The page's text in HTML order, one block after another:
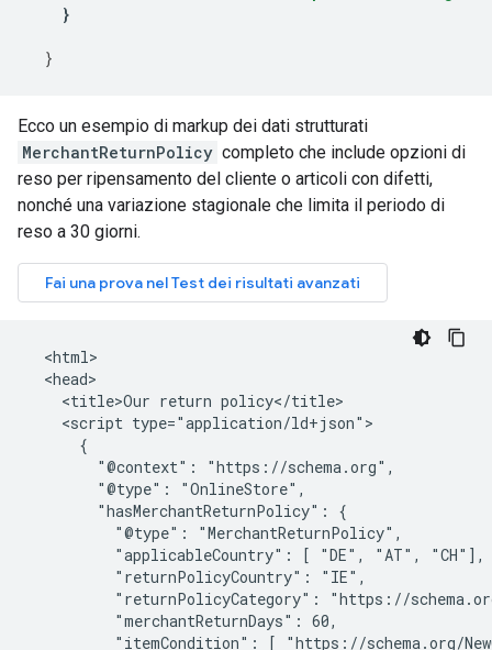
}
}
Ecco un esempio di markup dei dati strutturati
MerchantReturnPolicy completo che include opzioni di
reso per ripensamento del cliente o articoli con difetti,
nonché una variazione stagionale che limita il periodo di
reso a 30 giorni.
  <html>
  <head>
    <title>Our return policy</title>
    <script type="application/ld+json">
      {
        "@context": "https://schema.org",
        "@type": "OnlineStore",
        "hasMerchantReturnPolicy": {
          "@type": "MerchantReturnPolicy",
          "applicableCountry": [ "DE", "AT", "CH"],
          "returnPolicyCountry": "IE",
"returnPolicyCategory": "https://
          "merchantReturnDays": 60,
"itemCondition": [ "https://schema.org/